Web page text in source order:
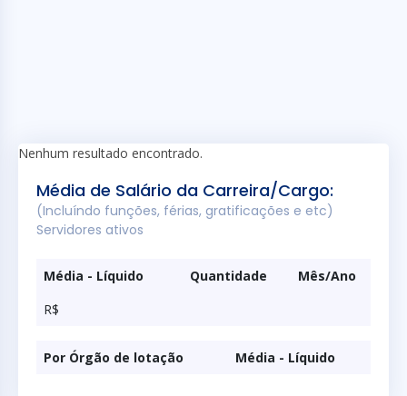
Nenhum resultado encontrado.
Média de Salário da Carreira/Cargo:
(Incluíndo funções, férias, gratificações e etc)
Servidores ativos
Média - Líquido Quantidade
Mês/Ano
R$
Por Órgão de lotação Média - Líquido